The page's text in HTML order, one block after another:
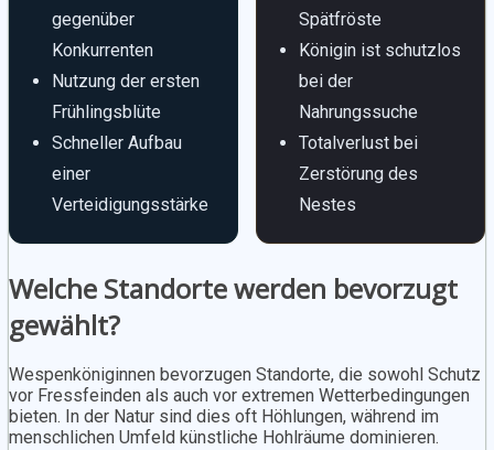
gegenüber
Konkurrenten
Nutzung der ersten
Frühlingsblüte
Schneller Aufbau
einer
Verteidigungsstärke
Spätfröste
Königin ist schutzlos
bei der
Nahrungssuche
Totalverlust bei
Zerstörung des
Nestes
Welche Standorte werden bevorzugt
gewählt?
Wespenköniginnen bevorzugen Standorte, die sowohl Schutz
vor Fressfeinden als auch vor extremen Wetterbedingungen
bieten. In der Natur sind dies oft Höhlungen, während im
menschlichen Umfeld künstliche Hohlräume dominieren.